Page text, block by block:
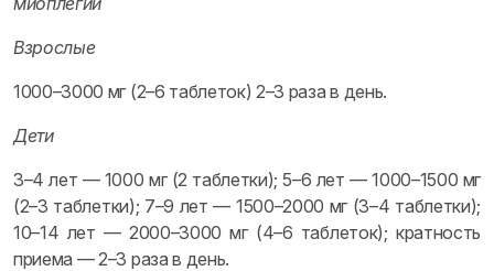
Взрослые
1000–3000 мг (2–6 таблеток) 2–3 раза в день.
Дети
3–4 лет — 1000 мг (2 таблетки); 5–6 лет — 1000–1500 мг
(2–3 таблетки); 7–9 лет — 1500–2000 мг (3–4 таблетки);
10–14 лет — 2000–3000 мг (4–6 таблеток); кратность
приема — 2–3 раза в день.